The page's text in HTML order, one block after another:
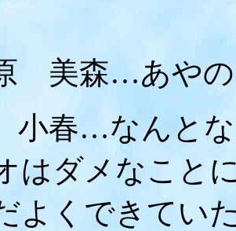
美森…あや
小春…なんと
はダメなこと
よくできてい